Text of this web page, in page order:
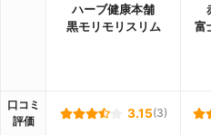
ハーブ健康本舗
黒モリモリスリム
富
口コミ
評価
3.15(3)